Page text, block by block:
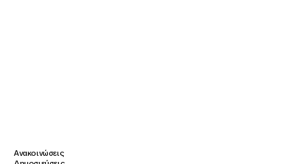
Ανακοινώσεις